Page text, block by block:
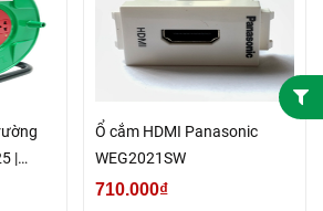
|
Ổ cắm HDMI Panasonic
WEG2021SW
710.000₫